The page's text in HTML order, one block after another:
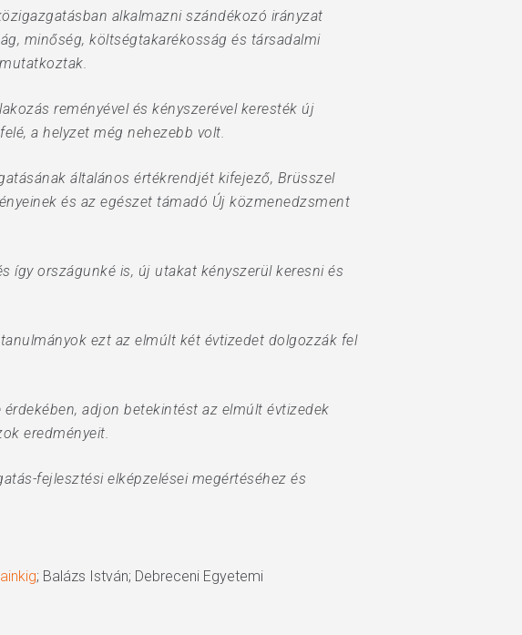
alkalmazni szándékozó irányzat
minőség, költségtakarékosság és társadalmi
reményével és kényszerével keresték új
a helyzet még nehezebb volt.
általános értékrendjét kifejező, Brüsszel
és az egészet támadó Új közmenedzsment
így országunké is, új utakat kényszerül keresni és
ezt az elmúlt két évtizedet dolgozzák fel
adjon betekintést az elmúlt évtizedek
eredményeit.
fejlesztési elképzelései megértéséhez és
; Balázs István; Debreceni Egyetemi